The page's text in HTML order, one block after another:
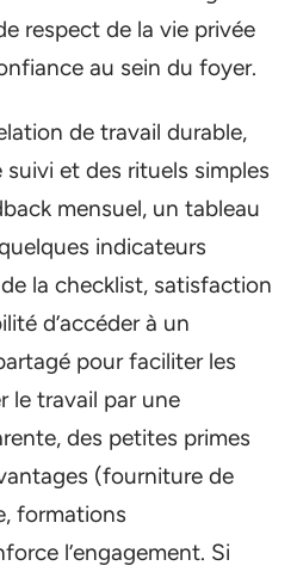
respect de la vie privée
au sein du foyer.
de travail durable,
et des rituels simples
mensuel, un tableau
indicateurs
la checklist, satisfaction
d’accéder à un
pour faciliter les
le travail par une
des petites primes
(fourniture de
formations
l’engagement. Si